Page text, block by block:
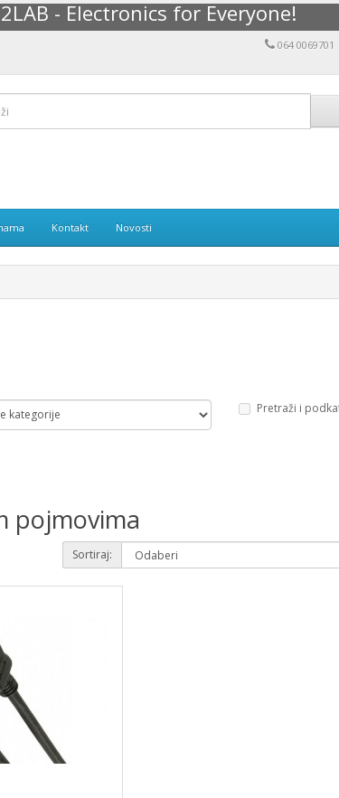
- Electronics for Everyone!
064 0069701
Kontakt Novosti
Pretraži i
pojmovima
Sortiraj: